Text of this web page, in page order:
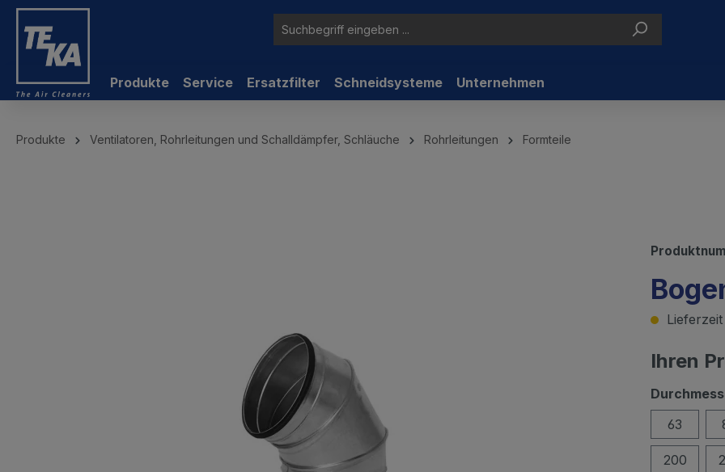
Produkte Service Ersatzfilter Schneidsysteme Unternehmen
Produkte Ventilatoren, Rohrleitungen und Schalldämpfer, Schläuche Rohrleitungen Formteile
Ihren
63
200